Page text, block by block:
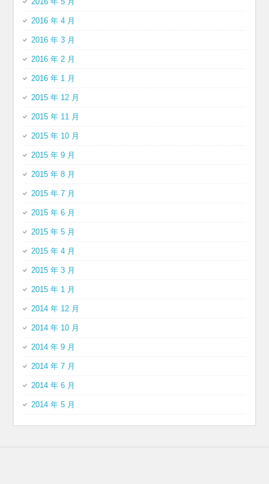
2016 年 4 月
2016 年 3 月
2016 年 2 月
2016 年 1 月
2015 年 12 月
2015 年 11 月
2015 年 10 月
2015 年 9 月
2015 年 8 月
2015 年 7 月
2015 年 6 月
2015 年 5 月
2015 年 4 月
2015 年 3 月
2015 年 1 月
2014 年 12 月
2014 年 10 月
2014 年 9 月
2014 年 7 月
2014 年 6 月
2014 年 5 月